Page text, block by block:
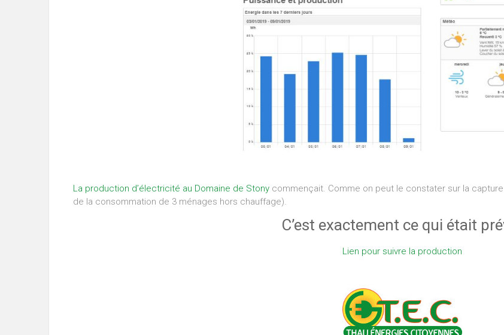
La production d’électricité au Domaine de Stony commençait. Comme on peut le constater sur la capture
de la consommation de 3 ménages hors chauffage).
C’est exactement ce qui était
Lien pour suivre la production